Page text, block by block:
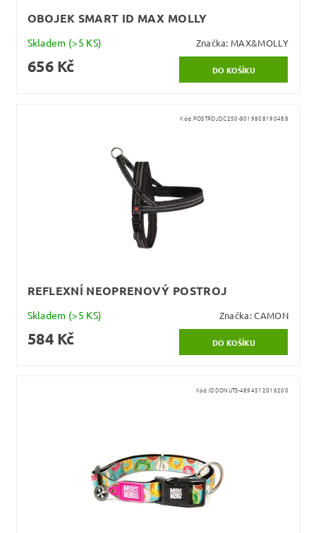
OBOJEK SMART ID MAX MOLLY
Skladem (>5 KS) Značka: MAX&MOLLY
656 Kč
Kód:POSTROJDC250-8019808190488
REFLEXNÍ NEOPRENOVÝ POSTROJ
Skladem (>5 KS) Značka:CAMON
584 Kč
Kód:IDDONUTS-4894512016200